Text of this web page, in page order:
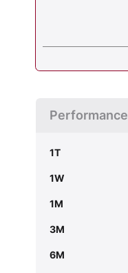
Performance
1T
1W
1M
3M
6M